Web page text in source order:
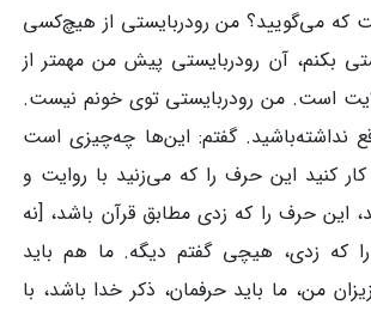
که می‌گویید؟ من رودربایستی از هیچ‌کسی
بکنم، آن رودربایستی پیش من مهمتر از
است. من رودربایستی توی خونم نیست.
نداشته‌باشید. گفتم: این‌ها چه‌چیزی است
کنید این حرف را که می‌زنید با روایت و
این حرف را که زدی مطابق قرآن باشد، [نه
که زدی، هیچی گفتم دیگه. ما هم باید
من، ما باید حرفمان، ذکر خدا باشد، با